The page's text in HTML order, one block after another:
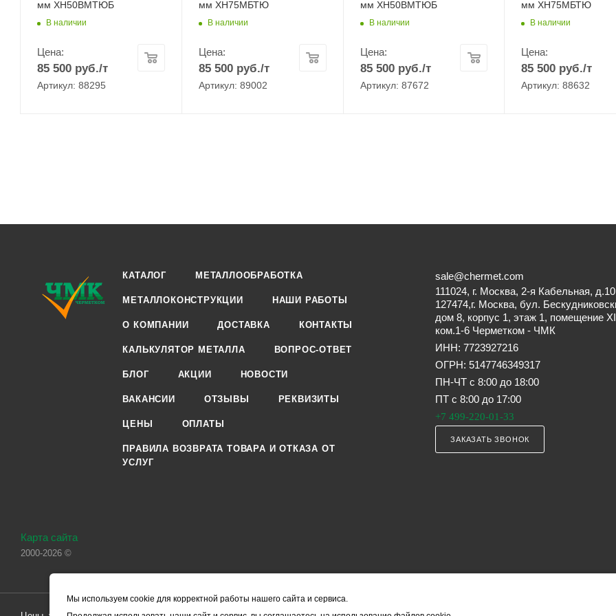
мм ХН50ВМТЮБ
В наличии
Цена:
85 500 руб./т
Артикул: 88295
мм ХН75МБТЮ
В наличии
Цена:
85 500руб./т
Артикул: 89002
мм ХН50ВМТЮБ
В наличии
Цена:
85 500руб./т
Артикул: 87672
мм ХН75МБТЮ
В наличии
Цена:
85 500 руб./т
Артикул: 88632
КАТАЛОГ МЕТАЛЛООБРАБОТКА
МЕТАЛЛОКОНСТРУКЦИИ НАШИ РАБОТЫ
О КОМПАНИИ ДОСТАВКА КОНТАКТЫ
КАЛЬКУЛЯТОР МЕТАЛЛА ВОПРОС-ОТВЕТ
БЛОГ АКЦИИ НОВОСТИ
ВАКАНСИИ ОТЗЫВЫ РЕКВИЗИТЫ
ЦЕНЫ ОПЛАТЫ
ПРАВИЛА ВОЗВРАТА ТОВАРА И ОТКАЗА ОТ
УСЛУГ
sale@chermet.com
111024, г. Москва, 2-я Кабельная, д.10
127474,г. Москва, бул.
дом 8, корпус 1, этаж 1, помещение
ком.1-6 Черметком - ЧМК
ИНН: 7723927216
ОГРН: 5147746349317
ПН-ЧТ с 8:00 до 18:00
ПТ с 8:00 до 17:00
+7 499-220-01-33
ЗАКАЗАТЬ ЗВОНОК
Карта сайта
2000-2026 ©
Мы используем cookie для корректной работы нашего сайта и сервиса.